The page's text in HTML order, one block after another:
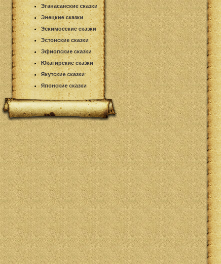
Эганасанские сказки
Энецкие сказки
Эскимосские сказки
Эстонские сказки
Эфиопские сказки
Юкагирские сказки
Якутские сказки
Японские сказки